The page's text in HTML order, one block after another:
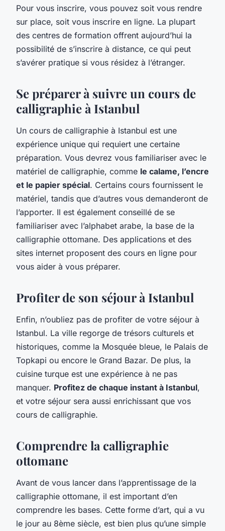
Pour vous inscrire, vous pouvez soit vous rendre
sur place, soit vous inscrire en ligne. La plupart
des centres de formation offrent aujourd’hui la
possibilité de s’inscrire à distance, ce qui peut
s’avérer pratique si vous résidez à l’étranger.
Se préparer à suivre un cours de
calligraphie à Istanbul
Un cours de calligraphie à Istanbul est une
expérience unique qui requiert une certaine
préparation. Vous devrez vous familiariser avec le
matériel de calligraphie, comme le calame, l’encre
et le papier spécial. Certains cours fournissent le
matériel, tandis que d’autres vous demanderont de
l’apporter. Il est également conseillé de se
familiariser avec l’alphabet arabe, la base de la
calligraphie ottomane. Des applications et des
sites internet proposent des cours en ligne pour
vous aider à vous préparer.
Profiter de son séjour à Istanbul
Enfin, n’oubliez pas de profiter de votre séjour à
Istanbul. La ville regorge de trésors culturels et
historiques, comme la Mosquée bleue, le Palais de
Topkapi ou encore le Grand Bazar. De plus, la
cuisine turque est une expérience à ne pas
manquer. Profitez de chaque instant à Istanbul,
et votre séjour sera aussi enrichissant que vos
cours de calligraphie.
Comprendre la calligraphie
ottomane
Avant de vous lancer dans l’apprentissage de la
calligraphie ottomane, il est important d’en
comprendre les bases. Cette forme d’art, qui a vu
le jour au 8ème siècle, est bien plus qu’une simple